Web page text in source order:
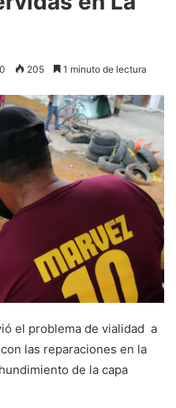
0 205 1 minuto de lectura
el problema de vialidad a
las reparaciones en la
de la capa